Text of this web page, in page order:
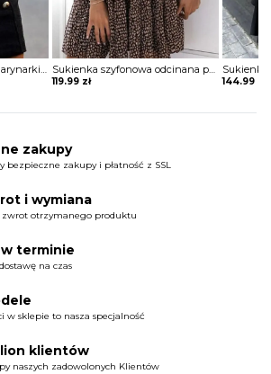
Sukienka mini o kroju marynarki z długim rękawem Sukienka szyfonowa odcinana pod biustem
119.99 zł 144.99
zakupy
bezpieczne zakupy i płatność z SSL
i wymiana
otrzymanego produktu
terminie
na czas
w sklepie to nasza specjalność
klientów
naszych zadowolonych Klientów